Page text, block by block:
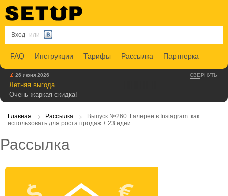
Вход или
FAQ Инструкции Тарифы Рассылка Партнерка
СВЕРНУТЬ
26 июня 2026
Летняя выгода
Очень жаркая скидка!
Главная Рассылка
Выпуск №260. Галереи в Instagram: как
использовать для роста продаж + 23 идеи
Рассылка